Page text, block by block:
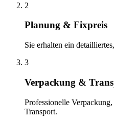
2
Planung & Fixpreis
Sie erhalten ein
3
Verpackung &
Professionelle
Transport.